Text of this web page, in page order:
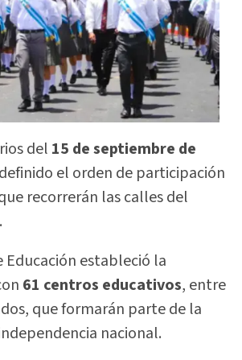
del 15 de septiembre de
el orden de participación
recorrerán las calles del
Educación estableció la
61 centros educativos, entre
que formarán parte de la
nacional.